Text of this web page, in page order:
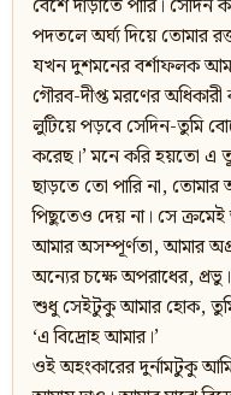
বেশে দাঁড়াতে পারি। সেদিন
পদতলে অর্ঘ্য দিয়ে তোমার
যখন দুশমনের বর্শাফলক
গৌরব-দীপ্ত মরণের
লুটিয়ে পড়বে সেদিন-তুমি
করেছ।’ মনে করি হয়তো এ
ছাড়তে তো পারি না,
পিছুতেও দেয় না। সে
আমার অসম্পূর্ণতা, আমার
অন্যের চক্ষে অপরাধের,
শুধু সেইটুকু আমার হোক,
‘এ বিদ্রোহ আমার।’
ওই অহংকারের দুর্নামটুকু